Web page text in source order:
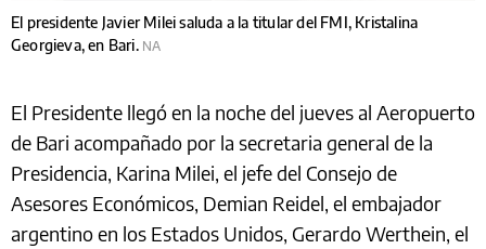
El presidente Javier Milei saluda a la titular del FMI, Kristalina
Georgieva, en Bari. NA
El Presidente llegó en la noche del jueves al Aeropuerto
de Bari acompañado por la secretaria general de la
Presidencia, Karina Milei, el jefe del Consejo de
Asesores Económicos, Demian Reidel, el embajador
argentino en los Estados Unidos, Gerardo Werthein, el